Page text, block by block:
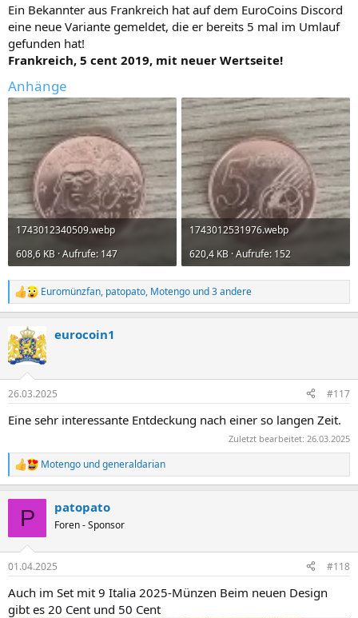
Spanien 5 Cent 2018
Spanien 20 Cent 2023
Ein Bekannter aus Frankreich hat auf dem EuroCoins Discord
eine neue Variante gemeldet, die er bereits 5 mal im Umlauf
gefunden hat!
Frankreich, 5 cent 2019, mit neuer Wertseite!
Anhänge
1743012340509.webp
608,6 KB · Aufrufe: 147
1743012531976.webp
620,4 KB · Aufrufe: 152
R
e
k
t
i
e
:
Euromünzfan, patopato, Motengo und 3 andere
eurocoin1
26.03.2025 #117
Eine sehr interessante Entdeckung nach einer so langen Zeit.
Zuletzt bearbeitet: 26.03.2025
R
e
e
:
Motengo undgeneraldarian
P patopato
Foren - Sponsor
01.04.2025 #118
Auch im Set mit 9 Italia 2025-Münzen Beim neuen Design
gibt es 20 Cent und 50 Cent